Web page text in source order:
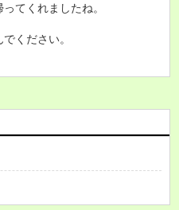
てくれましたね。
ください。